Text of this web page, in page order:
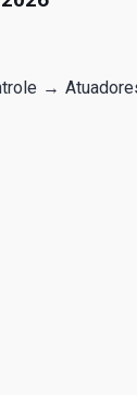
→